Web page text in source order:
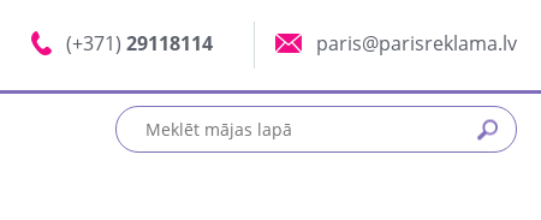
(+371) 29118114 paris@parisreklama.lv